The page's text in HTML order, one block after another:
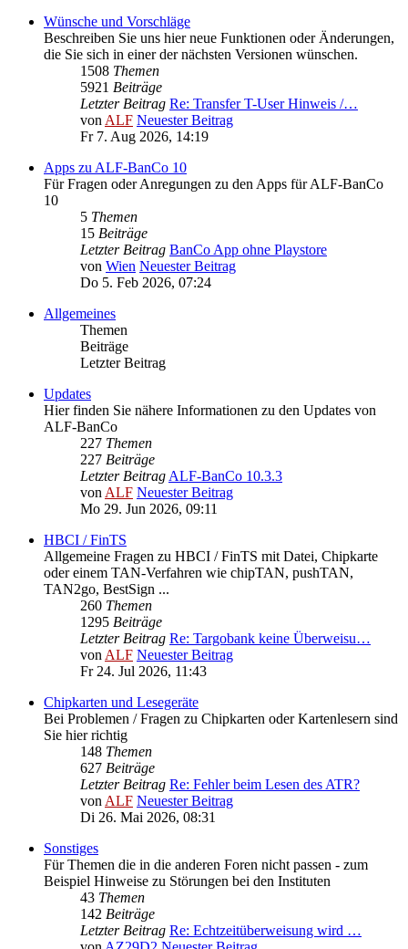
Wünsche und Vorschläge
Beschreiben Sie uns hier neue Funktionen oder Änderungen,
die Sie sich in einer der nächsten Versionen wünschen.
1508 Themen
5921 Beiträge
Letzter Beitrag Re: Transfer T-User Hinweis /…
vonALF Neuester Beitrag
Fr 7. Aug 2026, 14:19
Apps zu ALF-BanCo 10
Für Fragen oder Anregungen zu den Apps für ALF-BanCo
10
5 Themen
15 Beiträge
Letzter Beitrag BanCo App ohne Playstore
von Wien Neuester Beitrag
Do 5. Feb 2026, 07:24
Allgemeines
Themen
Beiträge
Letzter Beitrag
Updates
Hier finden Sie nähere Informationen zu den Updates von
ALF-BanCo
227 Themen
227 Beiträge
Letzter BeitragALF-BanCo 10.3.3
vonALF Neuester Beitrag
Mo 29. Jun 2026, 09:11
HBCI / FinTS
Allgemeine Fragen zu HBCI / FinTS mit Datei, Chipkarte
oder einem TAN-Verfahren wie chipTAN, pushTAN,
TAN2go, BestSign ...
260 Themen
1295 Beiträge
Letzter Beitrag Re: Targobank keine Überweisu…
vonALF Neuester Beitrag
Fr 24. Jul 2026, 11:43
Chipkarten und Lesegeräte
Bei Problemen / Fragen zu Chipkarten oder Kartenlesern sind
Sie hier richtig
148 Themen
627 Beiträge
Letzter Beitrag Re: Fehler beim Lesen des ATR?
vonALF Neuester Beitrag
Di 26. Mai 2026, 08:31
Sonstiges
Für Themen die in die anderen Foren nicht passen - zum
Beispiel Hinweise zu Störungen bei den Instituten
43 Themen
142 Beiträge
Letzter Beitrag Re: Echtzeitüberweisung wird …